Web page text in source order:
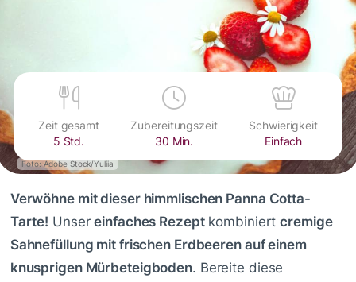
Foto: Adobe Stock/Yuliia
Zeit gesamt
5 Std.
Zubereitungszeit
30 Min.
Schwierigkeit
Einfach
Verwöhne mit dieser himmlischen Panna Cotta-
Tarte! Unsereinfaches Rezeptkombiniertcremige
Sahnefüllung mit frischen Erdbeeren auf einem
knusprigen Mürbeteigboden. Bereite diese